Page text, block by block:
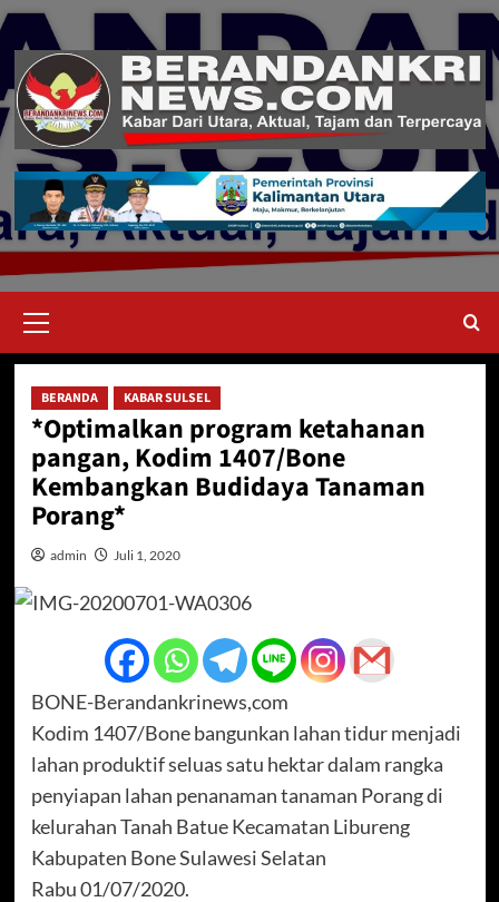
Skip
content
Menu
BERANDA KABAR SULSEL
*Optimalkan program ketahanan
pangan, Kodim 1407/Bone
Kembangkan Budidaya Tanaman
Porang*
admin Juli 1, 2020
BONE-Berandankrinews,com
Kodim 1407/Bone bangunkan lahan tidur menjadi
lahan produktif seluas satu hektar dalam rangka
penyiapan lahan penanaman tanaman Porang di
kelurahan Tanah Batue Kecamatan Libureng
Kabupaten Bone Sulawesi Selatan
Rabu 01/07/2020.